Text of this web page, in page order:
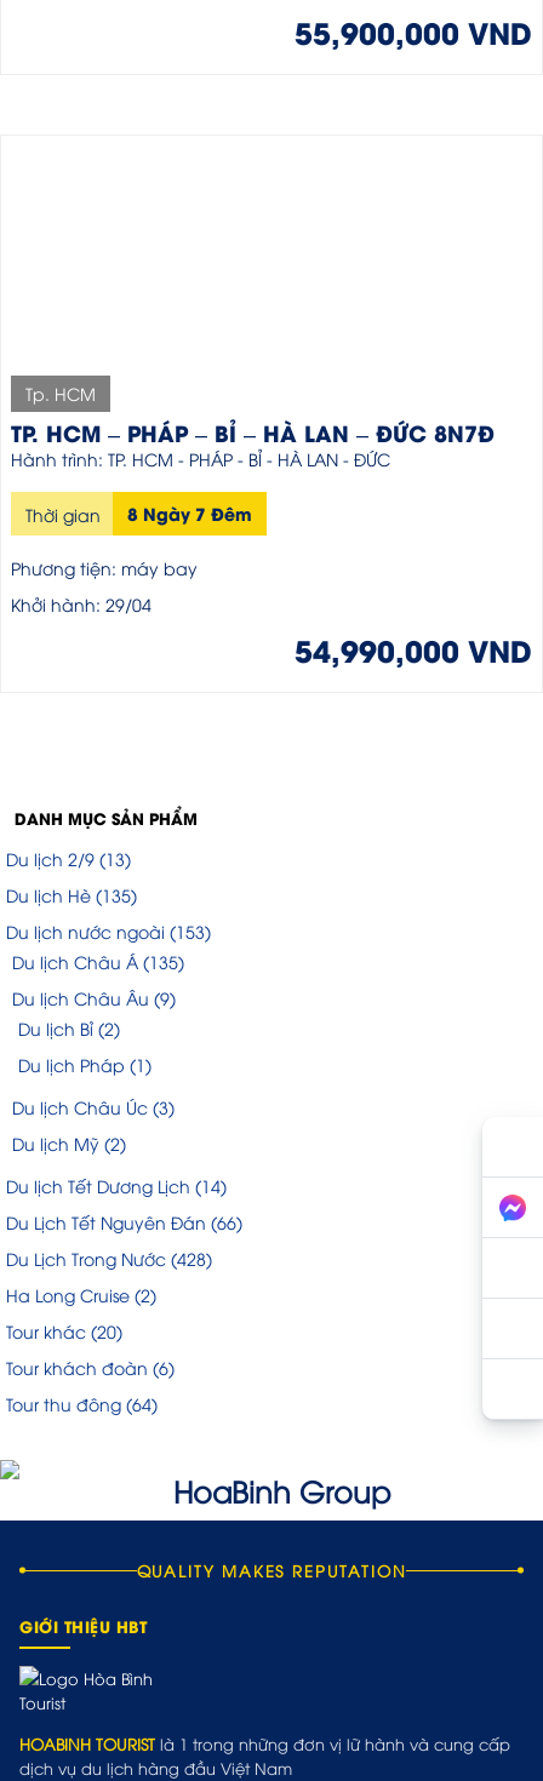
55,900,000 VND
Tp. HCM
TP. HCM – PHÁP – BỈ – HÀ LAN – ĐỨC 8N7Đ
Hành trình: TP. HCM - PHÁP - BỈ - HÀ LAN - ĐỨC
Thời gian 8 Ngày 7 Đêm
Phương tiện: máy bay
Khởi hành: 29/04
54,990,000 VND
DANH MỤC SẢN PHẨM
Du lịch 2/9 (13)
Du lịch Hè (135)
Du lịch nước ngoài (153)
Du lịch Châu Á (135)
Du lịch Châu Âu (9)
Du lịch Bỉ (2)
Du lịch Pháp (1)
Du lịch Châu Úc (3)
Du lịch Mỹ (2)
Du lịch Tết Dương Lịch (14)
Du Lịch Tết Nguyên Đán (66)
Du Lịch Trong Nước (428)
Ha Long Cruise (2)
Tour khác (20)
Tour khách đoàn (6)
Tour thu đông (64)
QUALITY MAKES REPUTATION
GIỚI THIỆU HBT
HOABINH TOURIST là 1 trong những đơn vị lữ hành và cung cấp
dịch vụ du lịch hàng đầu Việt Nam